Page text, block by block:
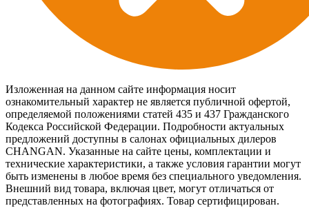
Изложенная на данном сайте информация носит
ознакомительный характер не является публичной офертой,
определяемой положениями статей 435 и 437 Гражданского
Кодекса Российской Федерации. Подробности актуальных
предложений доступны в салонах официальных дилеров
CHANGAN. Указанные на сайте цены, комплектации и
технические характеристики, а также условия гарантии могут
быть изменены в любое время без специального уведомления.
Внешний вид товара, включая цвет, могут отличаться от
представленных на фотографиях. Товар сертифицирован.